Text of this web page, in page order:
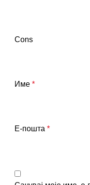
Cons
Име *
Е-пошта *